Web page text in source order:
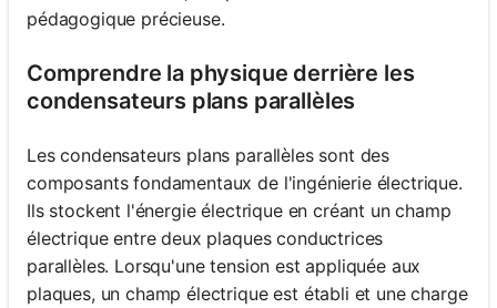
pédagogique précieuse.
Comprendre la physique derrière les
condensateurs plans parallèles
Les condensateurs plans parallèles sont des
composants fondamentaux de l'ingénierie électrique.
Ils stockent l'énergie électrique en créant un champ
électrique entre deux plaques conductrices
parallèles. Lorsqu'une tension est appliquée aux
plaques, un champ électrique est établi et une charge